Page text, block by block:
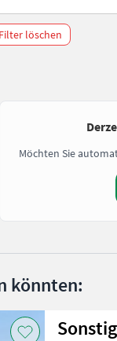
löschen
Möchten Sie
könnten: